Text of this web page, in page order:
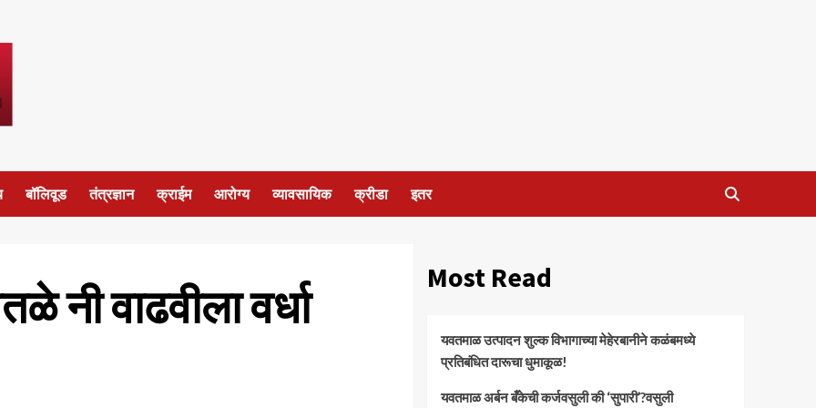
बॉलिवूड तंत्रज्ञान क्राईम आरोग्य व्यावसायिक क्रीडा इतर
वाढवीला वर्धा
Most Read
यवतमाळ उत्पादन शुल्क विभागाच्या मेहेरबानीने कळंबमध्ये
प्रतिबंधित दारूचा धुमाकूळ!
​यवतमाळ अर्बन बँकेची कर्जवसुली की ‘सुपारी’?वसुली